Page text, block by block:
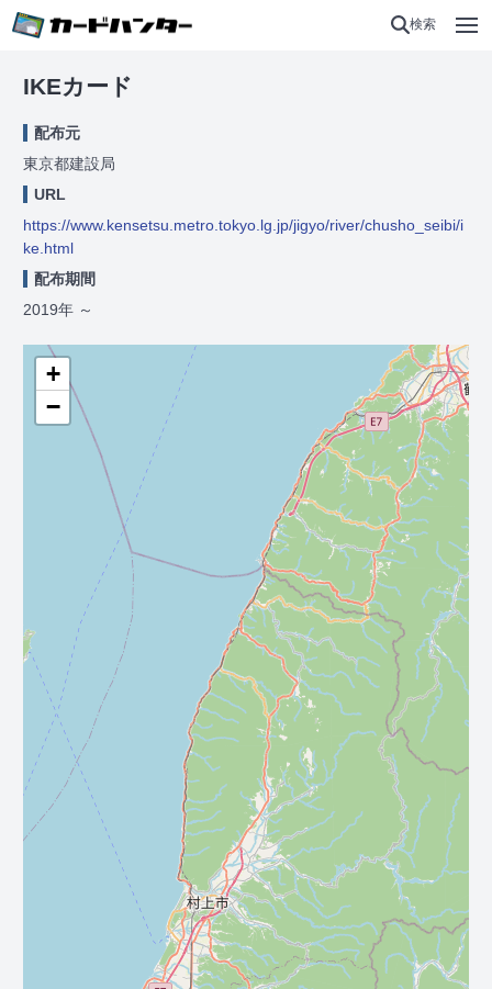
検索
IKEカード
配布元
東京都建設局
URL
https://www.kensetsu.metro.tokyo.lg.jp/jigyo/river/chusho_seibi/i
ke.html
配布期間
2019年 ～
+
−